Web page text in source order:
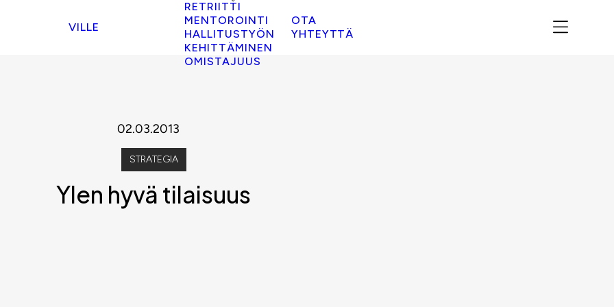
VILLE
RETRIITTI
MENTOROINTI
HALLITUSTYÖN
KEHITTÄMINEN
OMISTAJUUS
OTA
YHTEYTTÄ
02.03.2013
STRATEGIA
Ylen hyvä tilaisuus